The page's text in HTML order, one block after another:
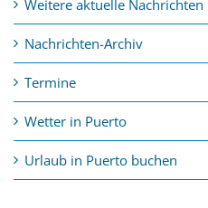
Weitere aktuelle Nachrichten
Nachrichten-Archiv
Termine
Wetter in Puerto
Urlaub in Puerto buchen